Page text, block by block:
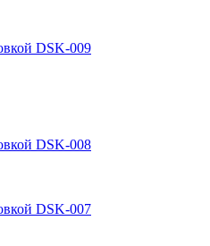
DSK-009
DSK-008
DSK-007